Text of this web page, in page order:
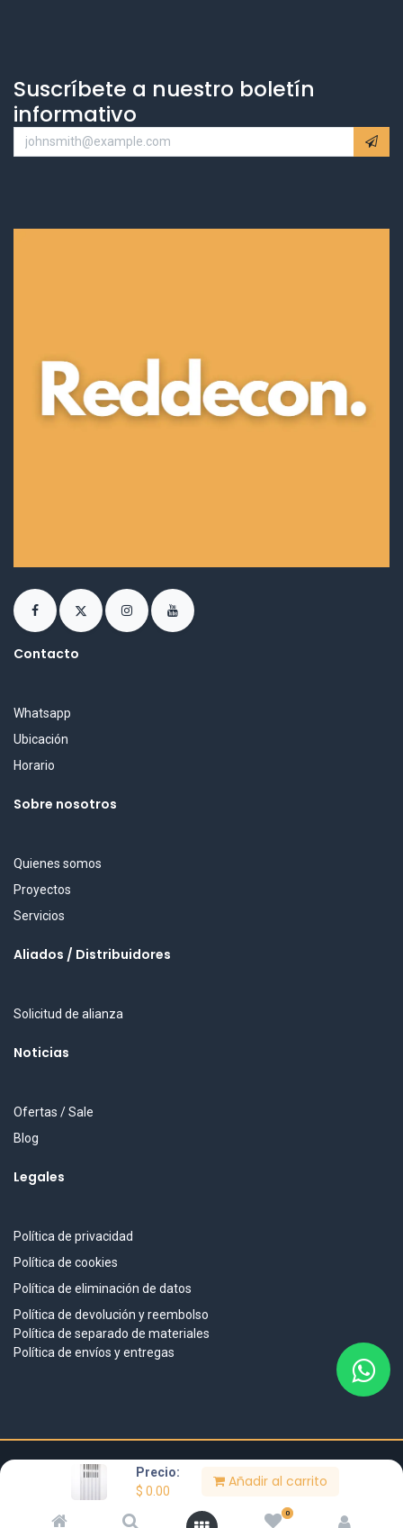
Precio:
$ 0.00
Añadir al carrito
0
Suscríbete a nuestro boletín
informativo
Contacto
Whatsapp
Ubicación
Horario
Sobre nosotros
Quienes somos
Proyectos
Servicios
Aliados / Distribuidores
Solicitud de alianza
Noticias
Ofertas / Sale
Blog
Legales
Política de privacidad
Política de cookies
Política de eliminación de datos
Política de devolución y reembolso
Política de separado de materiales
Política de envíos y entregas
DISEÑO & DESARROLLO
IMPULSADO POR BitaTech